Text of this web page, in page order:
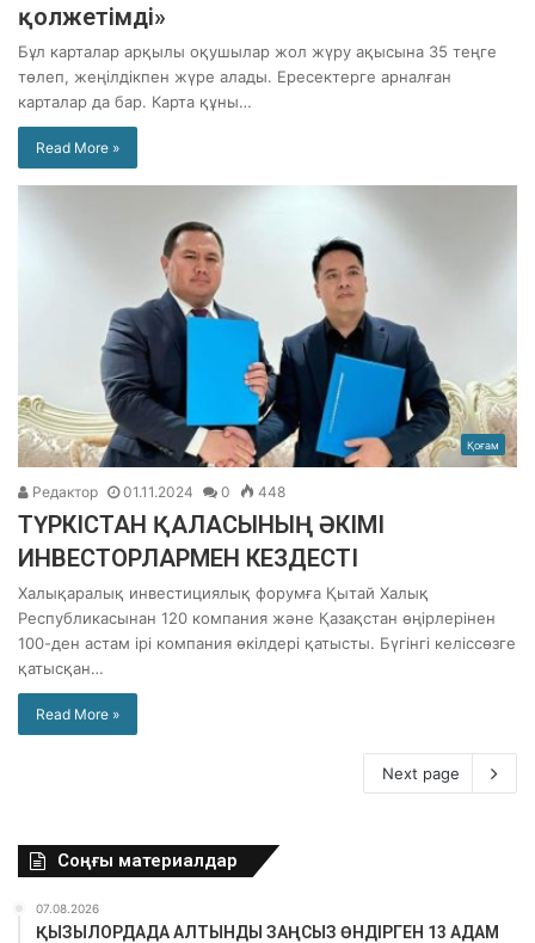
қолжетімді»
Бұл карталар арқылы оқушылар жол жүру ақысына 35 теңге
төлеп, жеңілдікпен жүре алады. Ересектерге арналған
карталар да бар. Карта құны…
Read More »
Қоғам
Редактор 01.11.2024 0 448
ТҮРКІСТАН ҚАЛАСЫНЫҢ ӘКІМІ
ИНВЕСТОРЛАРМЕН КЕЗДЕСТІ
Халықаралық инвестициялық форумға Қытай Халық
Республикасынан 120 компания және Қазақстан өңірлерінен
100-ден астам ірі компания өкілдері қатысты. Бүгінгі келіссөзге
қатысқан…
Read More »
Next page
Соңғы материалдар
07.08.2026
ҚЫЗЫЛОРДАДА АЛТЫНДЫ ЗАҢСЫЗ ӨНДІРГЕН 13 АДАМ